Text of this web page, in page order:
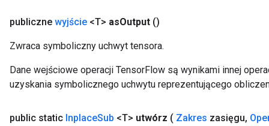
publiczne wyjście <T> asOutput ()
Zwraca symboliczny uchwyt tensora.
Dane wejściowe operacji TensorFlow są wynikami innej
uzyskania symbolicznego uchwytu reprezentującego
public static InplaceSub <T> utwórz ( Zakres zasięgu,